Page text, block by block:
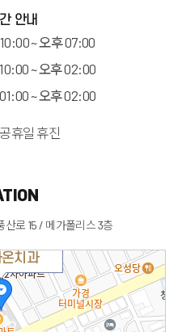
안내
~ 오후 07:00
~ 오후 02:00
~ 오후 02:00
휴일 휴진
로 15 / 메가폴리스 3층
치과